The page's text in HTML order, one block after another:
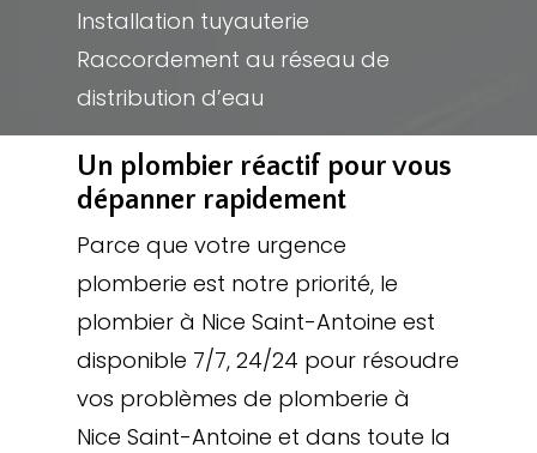
Installation tuyauterie
Raccordement au réseau de
distribution d’eau
Un plombier réactif pour vous
dépanner rapidement
Parce que votre urgence
plomberie est notre priorité, le
plombier à Nice Saint-Antoine est
disponible 7/7, 24/24 pour résoudre
vos problèmes de plomberie à
Nice Saint-Antoine et dans toute la